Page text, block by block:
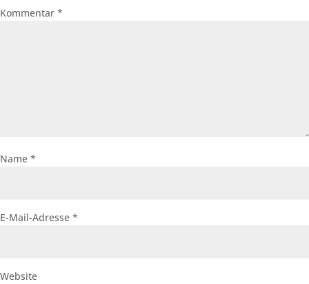
Kommentar *
Name *
E-Mail-Adresse *
Website